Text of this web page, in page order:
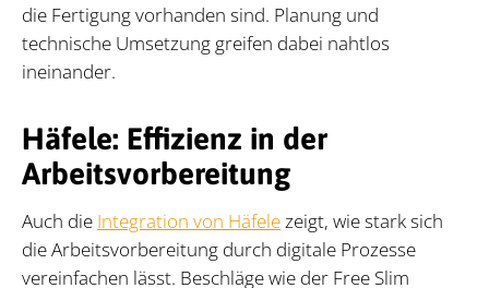
die Fertigung vorhanden sind. Planung und
technische Umsetzung greifen dabei nahtlos
ineinander.
Häfele: Effizienz in der
Arbeitsvorbereitung
Auch die Integration von Häfele zeigt, wie stark sich
die Arbeitsvorbereitung durch digitale Prozesse
vereinfachen lässt. Beschläge wie der Free Slim